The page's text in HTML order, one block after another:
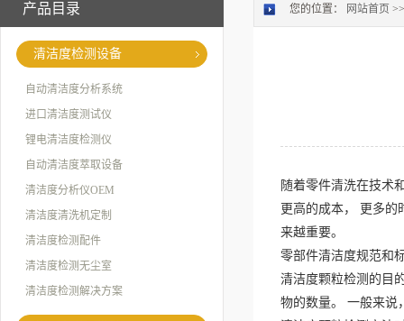
产品目录
清洁度检测设备
自动清洁度分析系统
进口清洁度测试仪
锂电清洁度检测仪
自动清洁度萃取设备
清洁度分析仪OEM
清洁度清洗机定制
清洁度检测配件
清洁度检测无尘室
清洁度检测解决方案
您的位置： 网站首页
随着零件清洗在技术
更高的成本， 更多的
来越重要。
零部件清洁度规范和
清洁度颗粒检测的目
物的数量。 一般来说